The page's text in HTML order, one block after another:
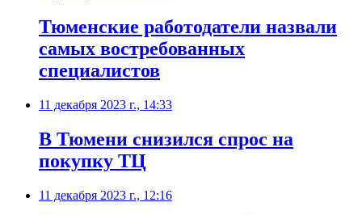
Тюменские работодатели назвали
самых востребованных
специалистов
11 декабря 2023 г., 14:33
В Тюмени снизился спрос на
покупку ТЦ
11 декабря 2023 г., 12:16